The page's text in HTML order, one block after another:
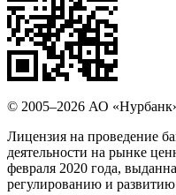
© 2005–2026 АО
Лицензия на проведение
деятельности на рынке
февраля 2020 года,
регулированию и